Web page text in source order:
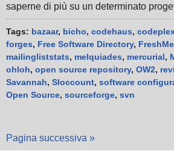
saperne di più su un determinato
Tags: bazaar, bicho, codehaus,
forges, Free Software Directory,
mailingliststats, melquiades, mercurial ,
ohloh, open source repository, OW2,
Savannah, Sloccount, software
Open Source, sourceforge, svn
Pagina successiva »